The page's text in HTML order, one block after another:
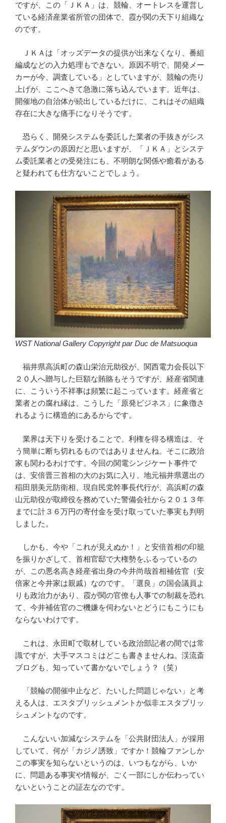
ですが、この「ＪＫＡ」は、競輪、オートレスを運営し
ている経済産業省所管の団体で、霞が関の天下り組織な
のです。
ＪＫＡは「オッズデータの提供が出来なくなり、番組
編成などの入力処理もできない。原因不明で、開発メー
カーが今、調査している」としていますが、競輪の売り
上げが、ここへきて急激に落ち込んでいます。近年は、
開催地の自治体が続出しているだけに、これはその組織
存在に大きな痛手になりそうです。
恐らく、開発システムを委託した業者の手抜きがシス
テムダウンの原因だと思いますが、「ＪＫＡ」とシステ
ム委託業者との受発注にも、不明朗な関係や癒着がある
と疑われても仕方ないことでしょう。
WST National Gallery Copyright par Duc de Matsuoqua
福井県高浜町の森山栄治元助役が、関西電力会長以下
２０人へ贈与した巨額な賄賂もそうですが、経産省関連
に、こういう不祥事は頻繁に起こっています。経産省と
業者との腐れ縁は、こうした「原発ビジネス」に象徴さ
れるように構造的にあるからです。
業界は天下りを受けることで、利権を得る構造は、そ
う簡単に断ち切れるものではありませんね。そこに政治
家も関わるわけです。今回の関電シンジケート事件で
は、安倍晋三首相の大のお気に入り、地元福井県選出の
稲田朋美元防衛相、現自民党幹事長代行が、高浜町の森
山元助役が取締役を務めていた警備会社から２０１３年
までに計３６万円の寄付金を受け取っていた事実も判明
しました。
しかも、今や「これが見えぬか！」と安倍首相の印籠
を振りかざして、首相官邸で大権勢をふるっているの
が、この悪名高き経産省出身の今井尚哉首相補佐官（安
倍家と今井家は親戚）なのです。「選良」の国会議員よ
りも政治力があり、霞が関の官僚も人事での制裁を恐れ
て、今井補佐官のご機嫌を伺わないとどうにもこうにも
ならないわけです。
これは、永田町で取材している政治部記者の間では常
識ですが、大手マスコミはどこも書きませんね。渓流斎
ブログも、知っていて書かないでしょう？（笑）
「競輪の開催中止など、たいした問題じゃない」と考
える人は、エスタブリッシュメントか似非エスタブリッ
シュメントなのです。
こんないい加減なシステムを「公共財団法人」が採用
していて、何が「カジノ誘致」ですか！競輪ファンしか
この事実を知らないというのは、いつもながら、いか
に、問題ある事実や情報が、ごく一部にしか伝わってい
ないということの証左なのです。